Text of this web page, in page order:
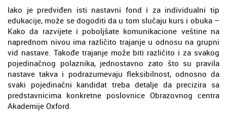
Iako je predviđen isti nastavni fond i za individualni tip
edukacije, može se dogoditi da u tom slučaju kurs i obuka –
Kako da razvijete i poboljšate komunikacione veštine na
naprednom nivou ima različito trajanje u odnosu na grupni
vid nastave. Takođe trajanje može biti različito i za svakog
pojedinačnog polaznika, jednostavno zato što su pravila
nastave takva i podrazumevaju fleksibilnost, odnosno da
svaki pojedinačni kandidat treba detalje da precizira sa
predstavnicima konkretne poslovnice Obrazovnog centra
Akademije Oxford.